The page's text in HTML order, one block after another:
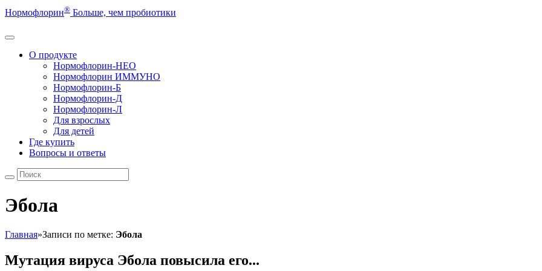
Нормофлорин® Больше, чем пробиотики
О продукте
Нормофлорин-НЕО
Нормофлорин ИММУНО
Нормофлорин-Б
Нормофлорин-Д
Нормофлорин-Л
Для взрослых
Для детей
Где купить
Вопросы и ответы
Эбола
Главная»Записи по метке: Эбола
Мутация вируса Эбола повысила его...